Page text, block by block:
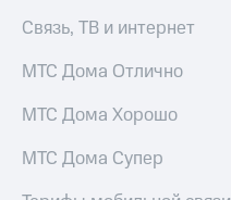
Домашний
в МТС
номером
другое
группа
Скидка
общие
Связь, ТВ и интернет
МТС Дома Отлично
МТС Дома Хорошо
МТС Дома Супер